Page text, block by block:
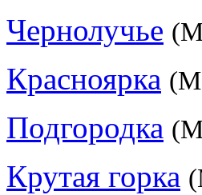
Чернолучье
Красноярка
Подгородка
Крутая горка